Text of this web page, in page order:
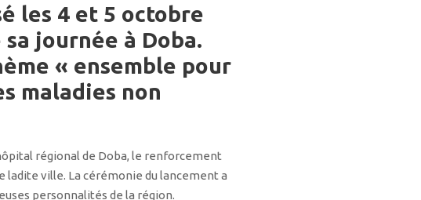
les 4 et 5 octobre
journée à Doba.
« ensemble pour
maladies non
régional de Doba, le renforcement
ladite ville. La cérémonie du lancement a
personnalités de la région.